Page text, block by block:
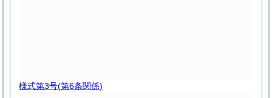
様式第3号(第6条関係)